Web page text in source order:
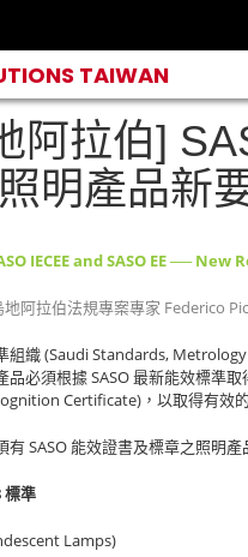
TAIWAN
阿拉伯]
明產品新
IECEE and SASO EE ──
地阿拉伯法規專案專家 Federico
組織 (Saudi Standards,
品必須根據SASO 最新能效標準取
Certificate) ，以取得有效的
有 SASO 能效證書及標章之照明產
標準
Lamps)